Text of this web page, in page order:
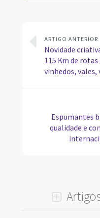
ARTIGO ANTERIOR
Novidade
115 Km de
vinhedos,
Espumantes
qualidade e